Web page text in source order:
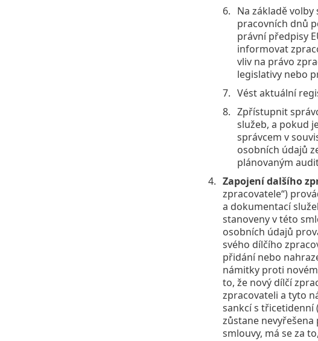
Na základě
pracovních dnů
právní předpisy
informovat
vliv na právo
legislativy nebo
Vést aktuální
Zpřístupnit
služeb, a pokud
správcem v
osobních údajů
plánovaným
Zapojení dalšího
zpracovatele“)
a dokumentací
stanoveny v této
osobních údajů
svého dílčího
přidání nebo
námitky proti
to, že nový dílčí
zpracovateli a tyto
sankcí s třicetidenní
zůstane
smlouvy, má se za